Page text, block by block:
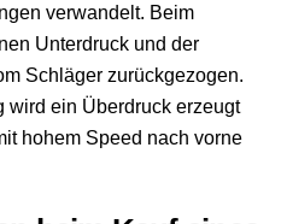
verwandelt. Beim
Unterdruck und der
Schläger zurückgezogen.
wird ein Überdruck erzeugt
hohem Speed nach vorne